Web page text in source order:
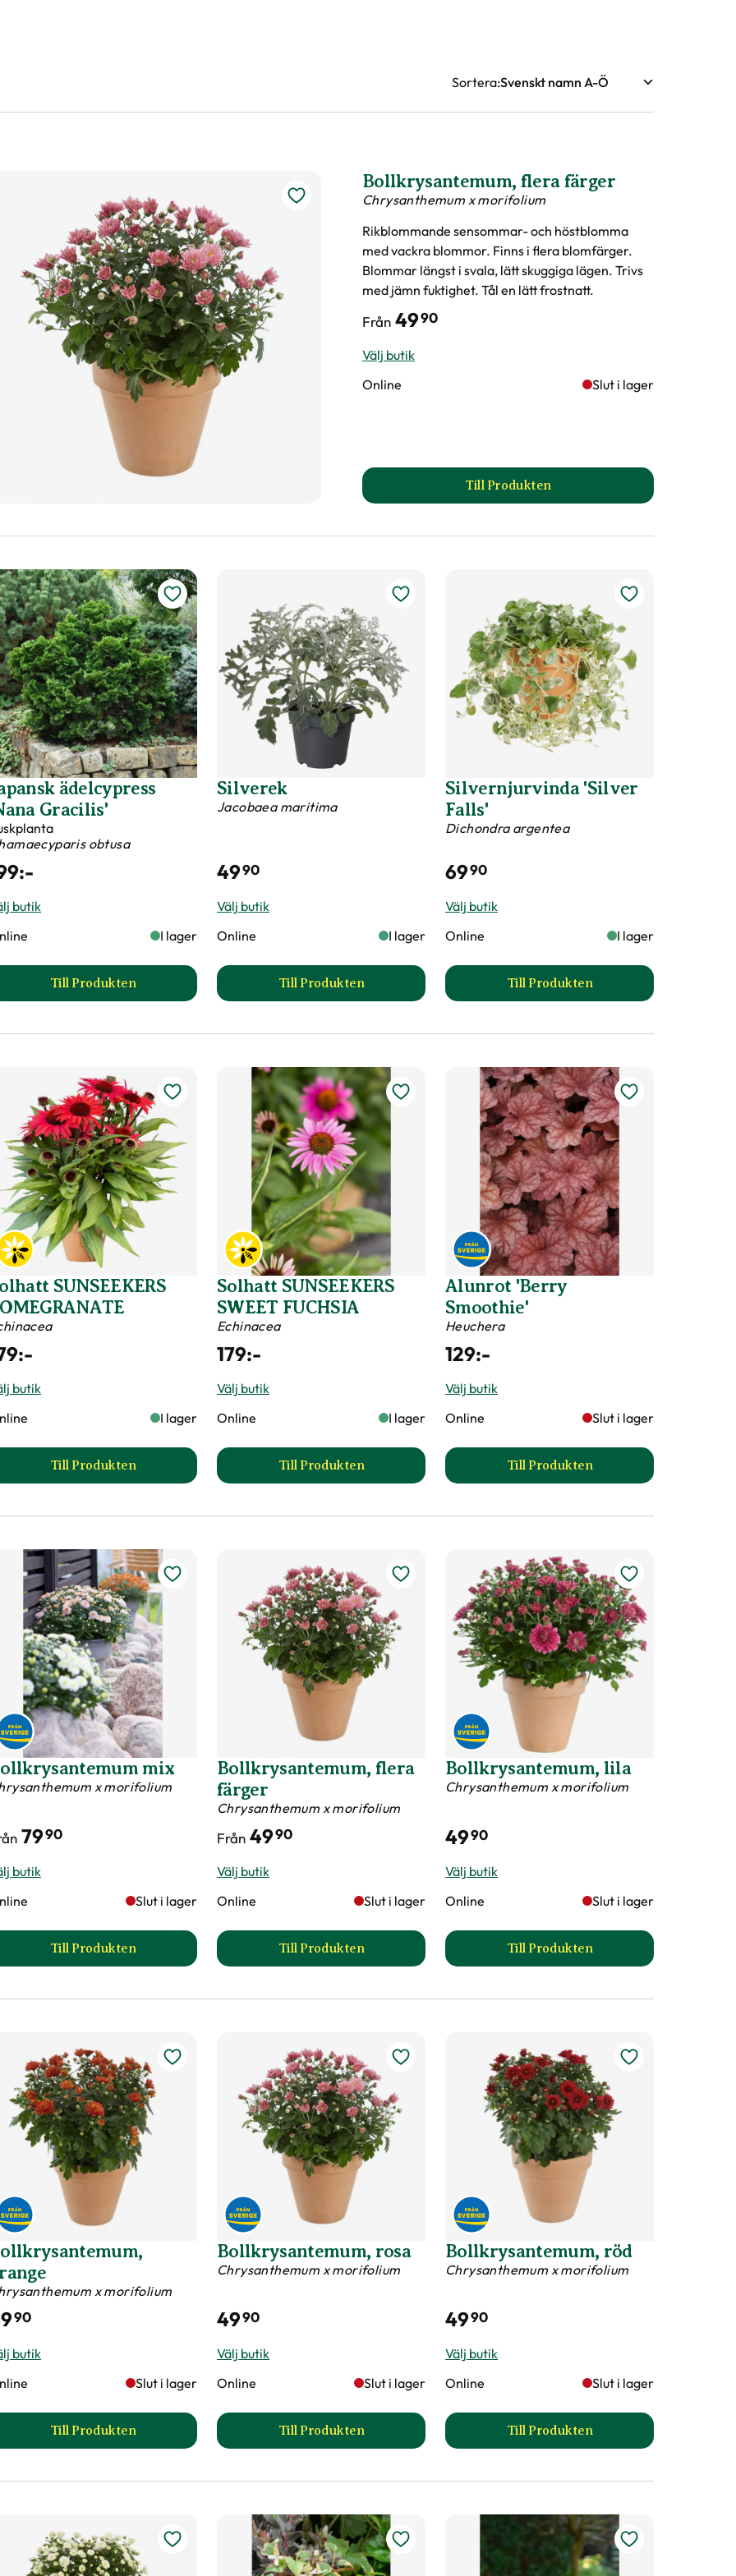
Sortera
Bollkrysantemum, flera färger
Chrysanthemum x morifolium
Rikblommande sensommar- och höstblomma
med vackra blommor. Finns i flera blomfärger.
Blommar längst i svala, lätt skuggiga lägen. Trivs
med jämn fuktighet. Tål en lätt frostnatt.
Från 4990
Välj butik
Online
Slut i lager
Till Produkten
till Bollkrysantemum, flera färger
ädelcypress
Gracilis'
obtusa
:-
butik
I lager
Till Produkten
till Japansk ädelcypress 'Nana Gracilis' produktsida
Silverek
Jacobaea maritima
4990
Välj butik
Online
I lager
Till Produkten
till Silverek produktsida
Silvernjurvinda 'Silver
Falls'
Dichondra argentea
6990
Välj butik
Online
I lager
Till Produkten
till Silvernjurvinda 'Silver Falls'
SUNSEEKERS
:-
butik
I lager
Till Produkten
till Solhatt SUNSEEKERS POMEGRANATE produktsida
Solhatt SUNSEEKERS
SWEET FUCHSIA
Echinacea
179:-
Välj butik
Online
I lager
Till Produkten
till Solhatt SUNSEEKERS SWEET FUCHSIA produktsida
Alunrot 'Berry
Smoothie'
Heuchera
129:-
Välj butik
Online
Slut i lager
Till Produkten
till Alunrot 'Berry Smoothie'
mix
x morifolium
7990
butik
Slut i lager
Till Produkten
till Bollkrysantemum mix produktsida
Bollkrysantemum, flera
färger
Chrysanthemum x morifolium
Från 4990
Välj butik
Online
Slut i lager
Till Produkten
till Bollkrysantemum, flera färger produktsida
Bollkrysantemum, lila
Chrysanthemum x morifolium
4990
Välj butik
Online
Slut i lager
Till Produkten
till Bollkrysantemum, lila
x morifolium
90
butik
Slut i lager
Till Produkten
till Bollkrysantemum, orange produktsida
Bollkrysantemum, rosa
Chrysanthemum x morifolium
4990
Välj butik
Online
Slut i lager
Till Produkten
till Bollkrysantemum, rosa produktsida
Bollkrysantemum, röd
Chrysanthemum x morifolium
4990
Välj butik
Online
Slut i lager
Till Produkten
till Bollkrysantemum, röd